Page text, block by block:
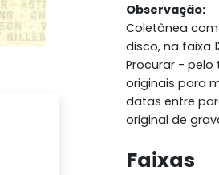
Observação:
Coletânea
disco, na faixa
Procurar -
originais para
datas entre
original de
Faixas